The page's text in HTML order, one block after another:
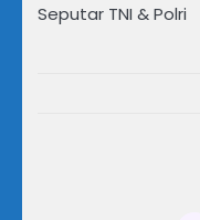
Seputar TNI & Polri